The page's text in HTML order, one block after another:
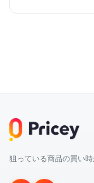
狙っている商品の買い